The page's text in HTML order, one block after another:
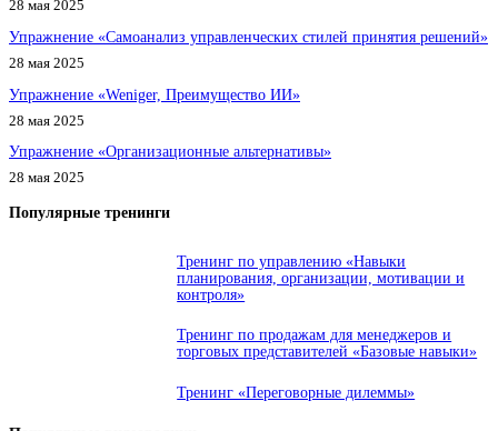
28 мая 2025
Упражнение «Самоанализ управленческих стилей принятия решений»
28 мая 2025
Упражнение «Weniger, Преимущество ИИ»
28 мая 2025
Упражнение «Организационные альтернативы»
28 мая 2025
Популярные тренинги
Тренинг по управлению «Навыки
планирования, организации, мотивации и
контроля»
Тренинг по продажам для менеджеров и
торговых представителей «Базовые навыки»
Тренинг «Переговорные дилеммы»